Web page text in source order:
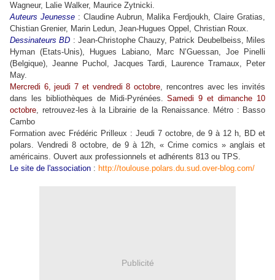
Wagneur, Lalie Walker, Maurice Zytnicki.
Auteurs Jeunesse: Claudine Aubrun, Malika Ferdjoukh, Claire Gratias,
Chistian Grenier, Marin Ledun, Jean-Hugues Oppel, Christian Roux.
Dessinateurs BD : Jean-Christophe Chauzy, Patrick Deubelbeiss, Miles
Hyman (Etats-Unis), Hugues Labiano, Marc N’Guessan, Joe Pinelli
(Belgique), Jeanne Puchol, Jacques Tardi, Laurence Tramaux, Peter
May.
Mercredi 6, jeudi 7 et vendredi 8 octobre, rencontres avec les invités
dans les bibliothèques de Midi-Pyrénées.Samedi 9 et dimanche 10
octobre, retrouvez-les à la Librairie de la Renaissance. Métro : Basso
Cambo
Formation avec Frédéric Prilleux : Jeudi 7 octobre, de 9 à 12 h, BD et
polars. Vendredi 8 octobre, de 9 à 12h, « Crime comics » anglais et
américains. Ouvert aux professionnels et adhérents 813 ou TPS.
Le site de l'association : http://toulouse.polars.du.sud.over-blog.com/
Publicité